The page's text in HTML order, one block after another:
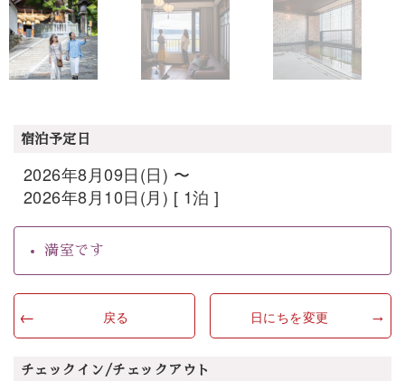
宿泊予定日
2026年8月09日(日) 〜
2026年8月10日(月) [ 1泊 ]
満室です
戻る 日にちを変更
チェックイン/チェックアウト